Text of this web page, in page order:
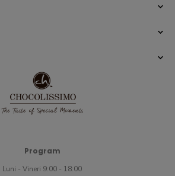
Program
Luni - Vineri 9:00 - 18:00